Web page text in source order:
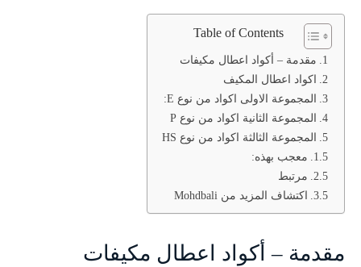
Table of Contents
مقدمة – أكواد اعطال مكيفات
اكواد اعطال المكيف
المجموعة الاولى اكواد من نوع E:
المجموعة الثانية اكواد من نوع P
المجموعة الثالثة اكواد من نوع HS
معجب بهذه:
مرتبط
اكتشاف المزيد من Mohdbali
مقدمة – أكواد اعطال مكيفات